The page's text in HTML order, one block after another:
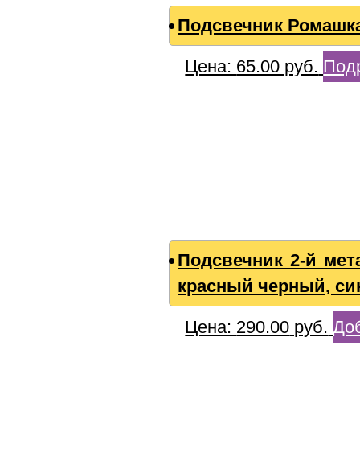
Подсвечник
Цена: 65.00 руб.
Подсвечник 2-й
красный черный,
Цена: 290.00 руб.